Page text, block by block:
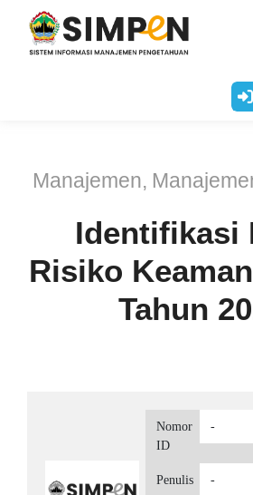
Manajemen,
Identifikasi
Risiko
Tahun
Nomor
ID
-
Penulis -